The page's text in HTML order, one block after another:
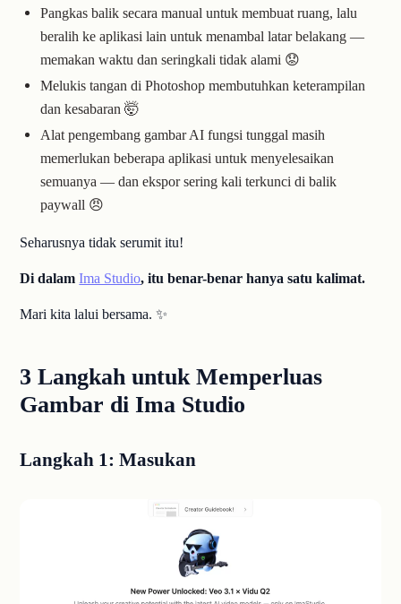
Pangkas balik secara manual untuk membuat ruang, lalu
beralih ke aplikasi lain untuk menambal latar belakang —
memakan waktu dan seringkali tidak alami 😟
Melukis tangan di Photoshop membutuhkan keterampilan
dan kesabaran 🤯
Alat pengembang gambar AI fungsi tunggal masih
memerlukan beberapa aplikasi untuk menyelesaikan
semuanya — dan ekspor sering kali terkunci di balik
paywall 😠
Seharusnya tidak serumit itu!
Di dalamIma Studio, itu benar-benar hanya satu kalimat.
Mari kita lalui bersama. ✨
3 Langkah untuk Memperluas
Gambar di Ima Studio
Langkah 1: Masukan